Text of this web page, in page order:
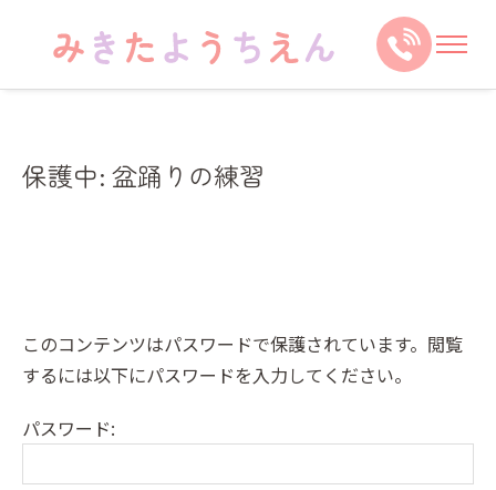
保護中: 盆踊りの練習
このコンテンツはパスワードで保護されています。閲覧
するには以下にパスワードを入力してください。
パスワード: